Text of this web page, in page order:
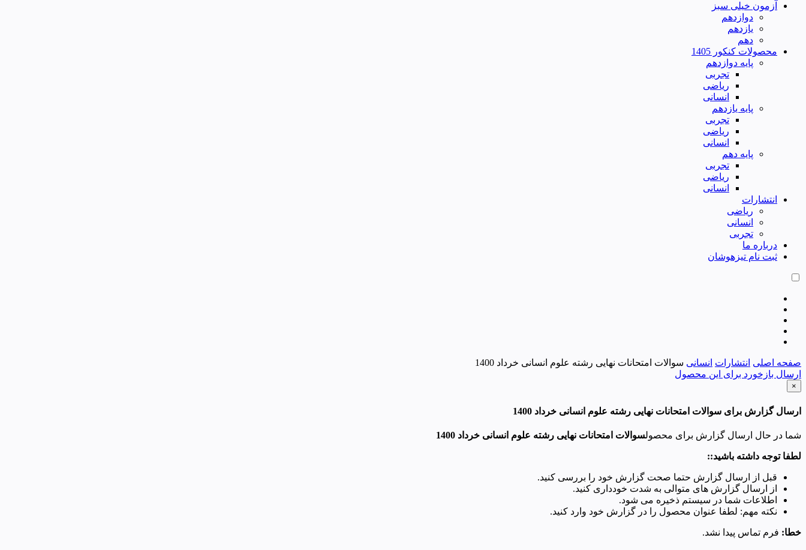
آزمون خیلی سبز
دوازدهم
یازدهم
دهم
محصولات کنکور 1405
پایه دوازدهم
تجربی
ریاضی
انسانی
پایه یازدهم
تجربی
ریاضی
انسانی
پایه دهم
تجربی
ریاضی
انسانی
انتشارات
ریاضی
انسانی
تجربی
درباره ما
ثبت نام تیزهوشان
صفحه اصلی انتشارات انسانی سوالات امتحانات نهایی رشته علوم انسانی خرداد 1400
ارسال بازخورد برای این محصول
×
ارسال گزارش برای سوالات امتحانات نهایی رشته علوم انسانی خرداد 1400
شما در حال ارسال گزارش برای محصولسوالات امتحانات نهایی رشته علوم انسانی خرداد 1400
لطفا توجه داشته باشید::
قبل از ارسال گزارش حتما صحت گزارش خود را بررسی کنید.
از ارسال گزارش های متوالی به شدت خودداری کنید.
اطلاعات شما در سیستم ذخیره می شود.
نکته مهم: لطفا عنوان محصول را در گزارش خود وارد کنید.
خطا: فرم تماس پیدا نشد.